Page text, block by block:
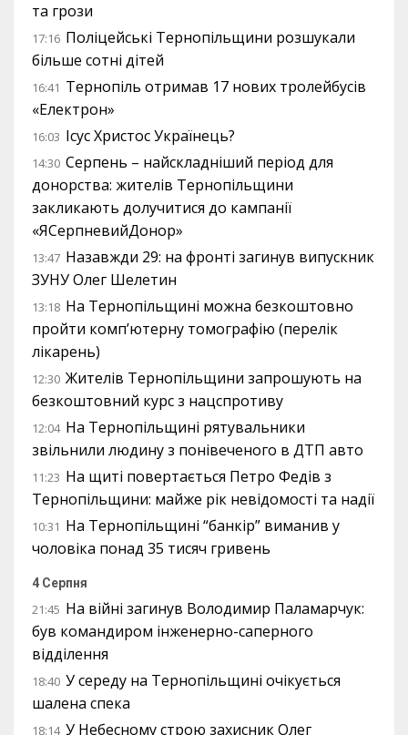
та грози
17:16 Поліцейські Тернопільщини розшукали
більше сотні дітей
16:41 Тернопіль отримав 17 нових тролейбусів
«Електрон»
16:03 Ісус Христос Українець?
14:30 Серпень – найскладніший період для
донорства: жителів Тернопільщини
закликають долучитися до кампанії
«ЯСерпневийДонор»
13:47 Назавжди 29: на фронті загинув випускник
ЗУНУ Олег Шелетин
13:18 На Тернопільщині можна безкоштовно
пройти комп’ютерну томографію (перелік
лікарень)
12:30 Жителів Тернопільщини запрошують на
безкоштовний курс з нацспротиву
12:04 На Тернопільщині рятувальники
звільнили людину з понівеченого в ДТП авто
11:23 На щиті повертається Петро Федів з
Тернопільщини: майже рік невідомості та надії
10:31 На Тернопільщині “банкір” виманив у
чоловіка понад 35 тисяч гривень
4 Серпня
21:45 На війні загинув Володимир Паламарчук:
був командиром інженерно-саперного
відділення
18:40 У середу на Тернопільщині очікується
шалена спека
18:14 У Небесному строю захисник Олег